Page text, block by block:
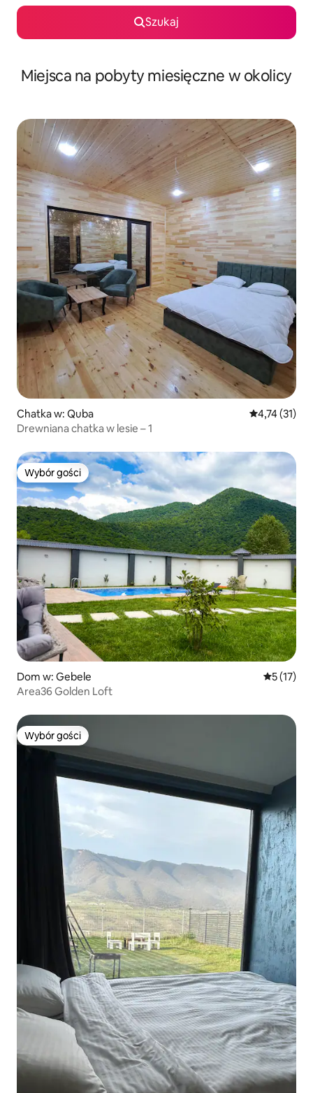
Szukaj
Miejsca na pobyty miesięczne w okolicy
Chatka w: Quba Średnia
4,74 (31)
Drewniana chatka w lesie – 1
Wybór gości
Wybór gości
Dom w: Gebele Średnia
5 (17)
Area36 Golden Loft
Wybór gości
Wybór gości